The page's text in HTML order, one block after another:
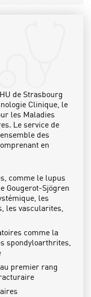
de Strasbourg
Clinique, le
les Maladies
Le service de
des
en
comme le lupus
Gougerot-Sjögren
les
les vascularites,
comme la
spondyloarthrites,
premier rang